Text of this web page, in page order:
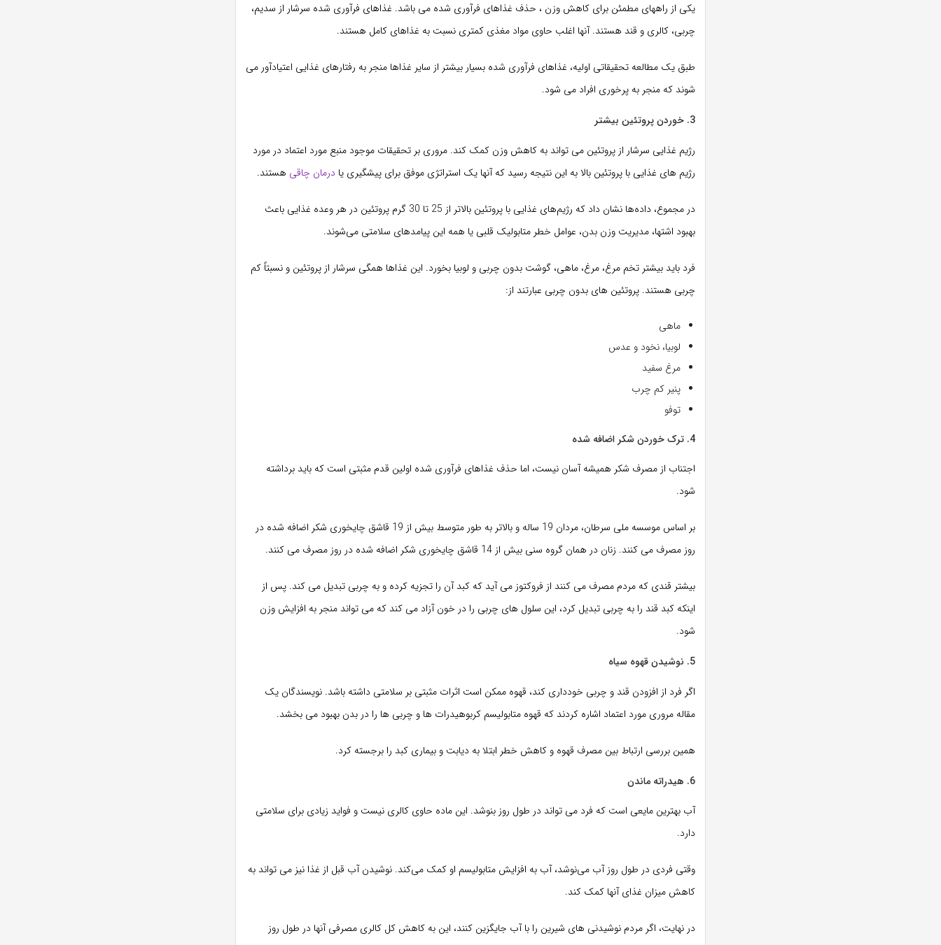
یکی از راههای مطمئن برای کاهش وزن ، حذف غذاهای فرآوری شده می باشد. غذاهای فرآوری شده سرشار از سدیم،
چربی، کالری و قند هستند. آنها اغلب حاوی مواد مغذی کمتری نسبت به غذاهای کامل هستند.
طبق یک مطالعه تحقیقاتی اولیه، غذاهای فرآوری شده بسیار بیشتر از سایر غذاها منجر به رفتارهای غذایی اعتیادآور می
شوند که منجر به پرخوری افراد می شود.
3. خوردن پروتئین بیشتر
رژیم غذایی سرشار از پروتئین می تواند به کاهش وزن کمک کند. مروری بر تحقیقات موجود منبع مورد اعتماد در مورد
رژیم های غذایی با پروتئین بالا به این نتیجه رسید که آنها یک استراتژی موفق برای پیشگیری یا درمان چاقی هستند.
در مجموع، داده‌ها نشان داد که رژیم‌های غذایی با پروتئین بالاتر از 25 تا 30 گرم پروتئین در هر وعده غذایی باعث
بهبود اشتها، مدیریت وزن بدن، عوامل خطر متابولیک قلبی یا همه این پیامدهای سلامتی می‌شوند.
فرد باید بیشتر تخم مرغ، مرغ، ماهی، گوشت بدون چربی و لوبیا بخورد. این غذاها همگی سرشار از پروتئین و نسبتاً کم
چربی هستند. پروتئین های بدون چربی عبارتند از:
ماهی
لوبیا، نخود و عدس
مرغ سفید
پنیر کم چرب
توفو
4. ترک خوردن شکر اضافه شده
اجتناب از مصرف شکر همیشه آسان نیست، اما حذف غذاهای فرآوری شده اولین قدم مثبتی است که باید برداشته
شود.
بر اساس موسسه ملی سرطان، مردان 19 ساله و بالاتر به طور متوسط ​​بیش از 19 قاشق چایخوری شکر اضافه شده در
روز مصرف می کنند. زنان در همان گروه سنی بیش از 14 قاشق چایخوری شکر اضافه شده در روز مصرف می کنند.
بیشتر قندی که مردم مصرف می کنند از فروکتوز می آید که کبد آن را تجزیه کرده و به چربی تبدیل می کند. پس از
اینکه کبد قند را به چربی تبدیل کرد، این سلول های چربی را در خون آزاد می کند که می تواند منجر به افزایش وزن
شود.
5. نوشیدن قهوه سیاه
اگر فرد از افزودن قند و چربی خودداری کند، قهوه ممکن است اثرات مثبتی بر سلامتی داشته باشد. نویسندگان یک
مقاله مروری مورد اعتماد اشاره کردند که قهوه متابولیسم کربوهیدرات ها و چربی ها را در بدن بهبود می بخشد.
همین بررسی ارتباط بین مصرف قهوه و کاهش خطر ابتلا به دیابت و بیماری کبد را برجسته کرد.
6. هیدراته ماندن
آب بهترین مایعی است که فرد می تواند در طول روز بنوشد. این ماده حاوی کالری نیست و فواید زیادی برای سلامتی
دارد.
وقتی فردی در طول روز آب می‌نوشد، آب به افزایش متابولیسم او کمک می‌کند. نوشیدن آب قبل از غذا نیز می تواند به
کاهش میزان غذای آنها کمک کند.
در نهایت، اگر مردم نوشیدنی های شیرین را با آب جایگزین کنند، این به کاهش کل کالری مصرفی آنها در طول روز